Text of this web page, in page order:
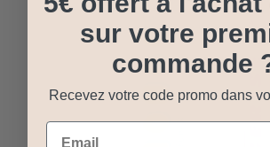
sur votre
commande
Recevez votre code promo dans
Email